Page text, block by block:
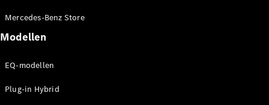
Mercedes-
Mercedes-Benz Store
Modellen
EQ-modellen
Plug-in Hybrid